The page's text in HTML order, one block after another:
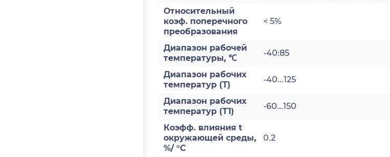
Относительный
коэф. поперечного
преобразования
< 5%
Диапазон рабочей
температуры, ℃
-40:85
Диапазон рабочих
температур (Т)
-40...125
Диапазон рабочих
температур (Т1)
-60...150
Коэфф. влияния t
окружающей среды,
%/ °С
0.2